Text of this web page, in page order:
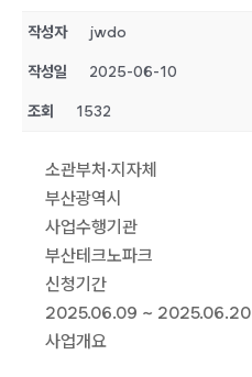
작성자 jwdo
작성일 2025-06-10
조회 1532
소관부처·지자체
부산광역시
사업수행기관
부산테크노파크
신청기간
2025.06.09 ~ 2025.06.20
사업개요